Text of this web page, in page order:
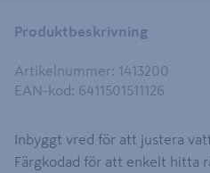
Produktbeskrivning
Artikelnummer: 1413200
EAN-kod : 6411501511126
Inbyggt vred för att justera
Färgkodad för att enkelt hitta